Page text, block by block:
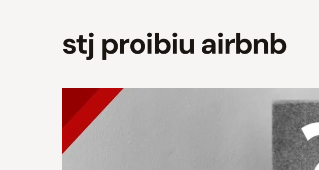
stj proibiu airbnb